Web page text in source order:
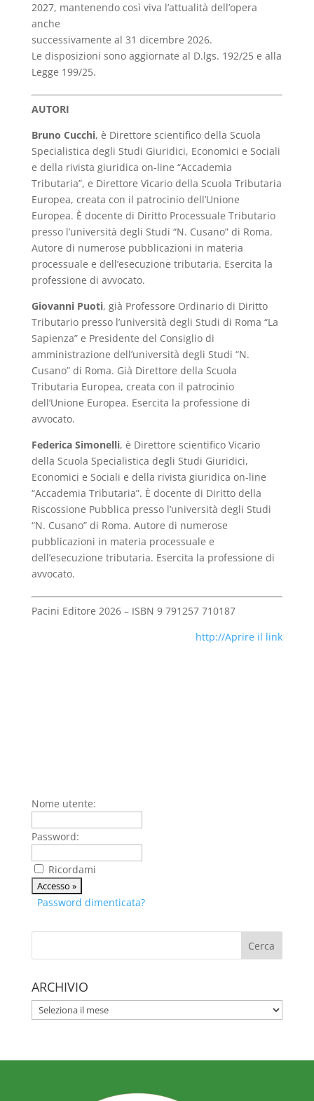
2027, mantenendo così viva l’attualità dell’opera
anche
successivamente al 31 dicembre 2026.
Le disposizioni sono aggiornate al D.lgs. 192/25 e alla
Legge 199/25.
AUTORI
Bruno Cucchi, è Direttore scientifico della Scuola
Specialistica degli Studi Giuridici, Economici e Sociali
e della rivista giuridica on-line “Accademia
Tributaria”, e Direttore Vicario della Scuola Tributaria
Europea, creata con il patrocinio dell’Unione
Europea. È docente di Diritto Processuale Tributario
presso l’università degli Studi “N. Cusano” di Roma.
Autore di numerose pubblicazioni in materia
processuale e dell’esecuzione tributaria. Esercita la
professione di avvocato.
Giovanni Puoti, già Professore Ordinario di Diritto
Tributario presso l’università degli Studi di Roma “La
Sapienza” e Presidente del Consiglio di
amministrazione dell’università degli Studi “N.
Cusano” di Roma. Già Direttore della Scuola
Tributaria Europea, creata con il patrocinio
dell’Unione Europea. Esercita la professione di
avvocato.
Federica Simonelli, è Direttore scientifico Vicario
della Scuola Specialistica degli Studi Giuridici,
Economici e Sociali e della rivista giuridica on-line
“Accademia Tributaria”. È docente di Diritto della
Riscossione Pubblica presso l’università degli Studi
“N. Cusano” di Roma. Autore di numerose
pubblicazioni in materia processuale e
dell’esecuzione tributaria. Esercita la professione di
avvocato.
Pacini Editore 2026 – ISBN 9 791257 710187
http://Aprire il link
Nome utente:
Password:
Ricordami
Password dimenticata?
ARCHIVIO
ARCHIVIO